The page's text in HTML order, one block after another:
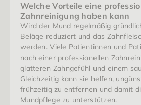
Welche Vorteile eine
Zahnreinigung haben kann
Wird der Mund regelmäßig
Beläge reduziert und das
werden. Viele Patientinnen und
nach einer professionellen
glatteren Zahngefühl und einem
Gleichzeitig kann sie helfen,
frühzeitig zu entfernen und damit
Mundpflege zu unterstützen.